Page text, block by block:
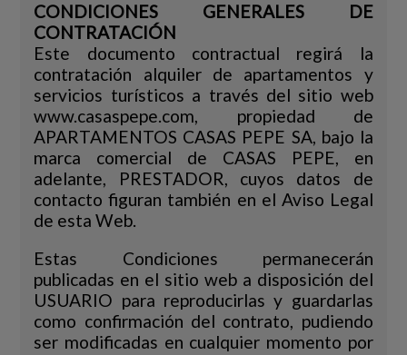
CONDICIONES GENERALES DE
CONTRATACIÓN
Este documento contractual regirá la
contratación alquiler de apartamentos y
servicios turísticos a través del sitio web
www.casaspepe.com, propiedad de
APARTAMENTOS CASAS PEPE SA, bajo la
marca comercial de CASAS PEPE, en
adelante, PRESTADOR, cuyos datos de
contacto figuran también en el Aviso Legal
de esta Web.
Estas Condiciones permanecerán
publicadas en el sitio web a disposición del
USUARIO para reproducirlas y guardarlas
como confirmación del contrato, pudiendo
ser modificadas en cualquier momento por